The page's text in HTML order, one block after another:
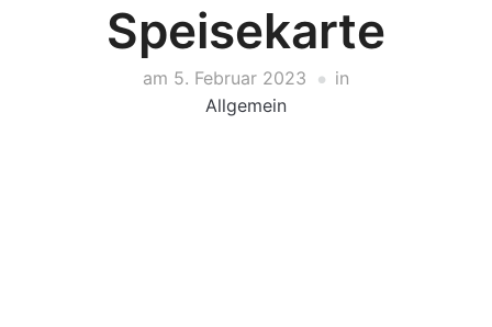
Speisekarte
am 5. Februar 2023
in
Allgemein